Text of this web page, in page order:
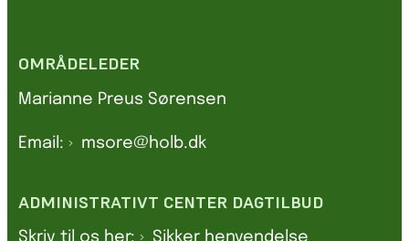
OMRÅDELEDER
Marianne Preus Sørensen
Email: msore@holb.dk
ADMINISTRATIVT CENTER DAGTILBUD
Skriv til os her: Sikker henvendelse